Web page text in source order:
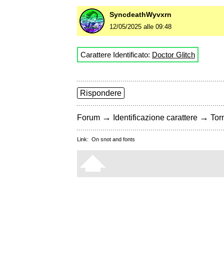
SyncdeathWyvxrn
12/05/2025 alle 09:48
Carattere Identificato: Doctor Glitch
Rispondere
Forum → Identificazione carattere →
Link: On snot and fonts